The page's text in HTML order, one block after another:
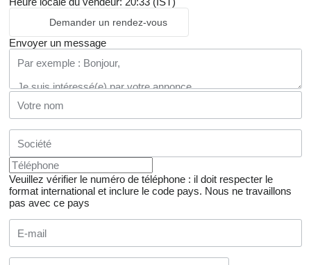
Demander un rendez-vous
Envoyer un message
Veuillez vérifier le numéro de téléphone : il doit respecter le
format international et inclure le code pays. Nous ne travaillons
pas avec ce pays